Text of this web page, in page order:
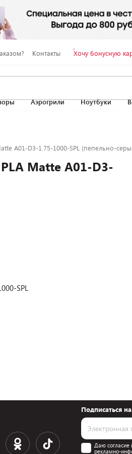
Контакты Хочу бонусную
Аэрогрили Ноутбуки
A01-D3-1.75-1000-SPL (пепельно-
Matte A01-D3-
SPL
Подписаться
Даю согласие
рекламно-